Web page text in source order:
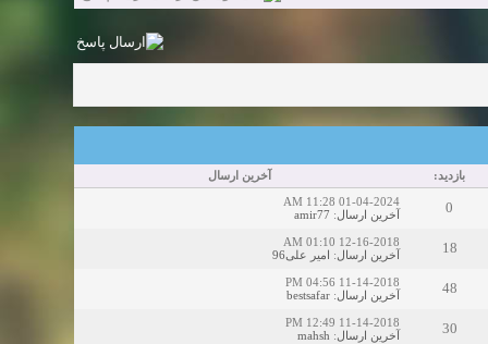
بازدید: آخرین ارسال
0
01-04-2024 11:28 AM
آخرین ارسال:
amir77
18
12-16-2018 01:10 AM
آخرین ارسال: امیر علی96
48
11-14-2018 04:56 PM
آخرین ارسال:
bestsafar
30
11-14-2018 12:49 PM
آخرین ارسال:
mahsh